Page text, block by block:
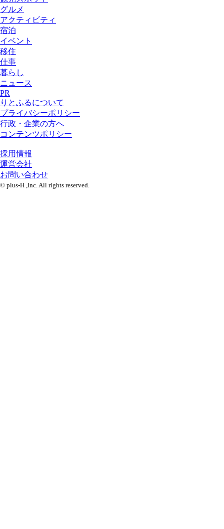
グルメ
アクティビティ
宿泊
イベント
移住
仕事
暮らし
ニュース
PR
りとふるについて
プライバシーポリシー
行政・企業の方へ
コンテンツポリシー
採用情報
運営会社
お問い合わせ
© plus-H ,Inc. All rights reserved.